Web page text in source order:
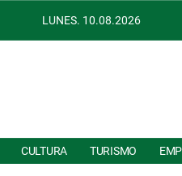
LUNES. 10.08.2026
CULTURA TURISMO